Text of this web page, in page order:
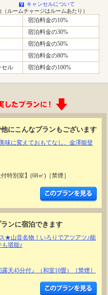
キャンセルについて
ルームチャージはルームあたり）
宿泊料金の10%
宿泊料金の30%
宿泊料金の50%
宿泊料金の80%
セル
宿泊料金の100%
にこんなプランもございます
に変えておもてなし、金澤能登
特別室】(68㎡)［禁煙］
ンに宿泊できます
★山音名物！いろりでアツアツ♪能
堪能♪
露天45分付』（和室10畳）［禁煙］